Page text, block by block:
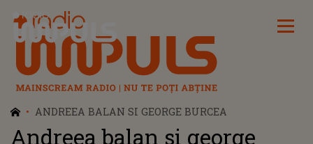
Radio Impuls
ANDREEA BALAN SI GEORGE BURCEA
Andreea balan si george